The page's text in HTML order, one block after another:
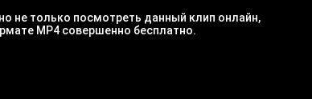
не только посмотреть данный клип онлайн,
MP4 совершенно бесплатно.